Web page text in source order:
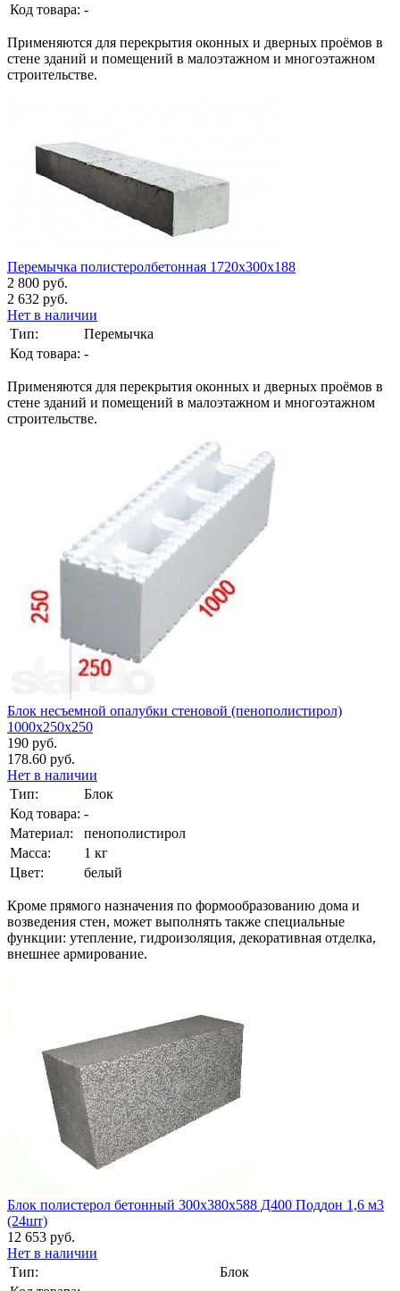
Код товара: -
Применяются для перекрытия оконных и дверных проёмов в
стене зданий и помещений в малоэтажном и многоэтажном
строительстве.
Перемычка полистеролбетонная 1720х300х188
2 800 руб.
2 632 руб.
Нет в наличии
Тип:
Перемычка
Код товара: -
Применяются для перекрытия оконных и дверных проёмов в
стене зданий и помещений в малоэтажном и многоэтажном
строительстве.
Блок несъемной опалубки стеновой (пенополистирол)
1000х250х250
190 руб.
178.60 руб.
Нет в наличии
Тип:
Блок
Код товара: -
Материал:
пенополистирол
Масса:
1 кг
Цвет:
белый
Кроме прямого назначения по формообразованию дома и
возведения стен, может выполнять также специальные
функции: утепление, гидроизоляция, декоративная отделка,
внешнее армирование.
Блок полистерол бетонный 300х380х588 Д400 Поддон 1,6 м3
(24шт)
12 653 руб.
Нет в наличии
Тип:
Блок